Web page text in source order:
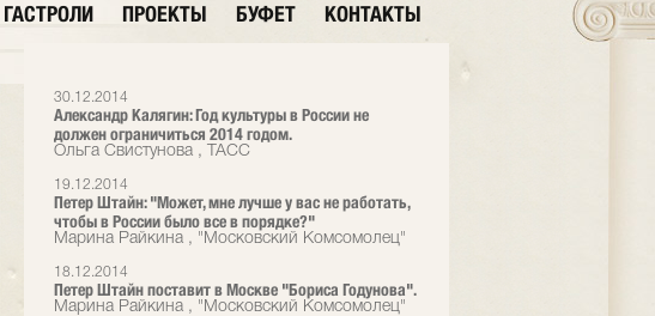
ГАСТРОЛИ ПРОЕКТЫ БУФЕТ КОНТАКТЫ
30.12.2014
Александр Калягин: Год культуры в России не
должен ограничиться 2014 годом.
Ольга Свистунова , ТАСС
19.12.2014
Петер Штайн: "Может, мне лучше у вас не работать,
чтобы в России было все в порядке?"
Марина Райкина , "Московский Комсомолец"
18.12.2014
Петер Штайн поставит в Москве "Бориса Годунова".
Марина Райкина , "Московский Комсомолец"